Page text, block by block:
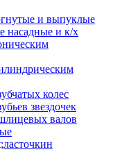
и выпуклые
насадные и к/х
колес
звездочек
валов